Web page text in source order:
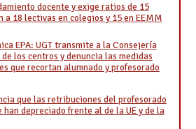
docente y exige ratios de 15
a 18 lectivas en colegios y 15 en EEMM
EPA: UGT transmite a la Consejería
los centros y denuncia las medidas
que recortan alumnado y profesorado
que las retribuciones del profesorado
han depreciado frente al de la UE y de la